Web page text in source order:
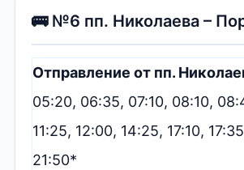
🚌 №6 пп. Николаева –
Отправление от пп.
05:20, 06:35, 07:10, 08:10,
11:25, 12:00, 14:25, 17:10,
21:50*